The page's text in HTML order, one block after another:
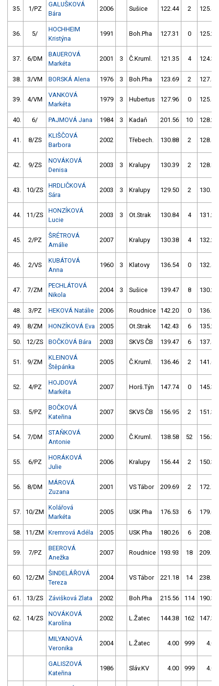
35. 1/PZ
GALUŠKOVÁ
Bára
2006 Sušice 122.44 2 125.44
36. 5/
HOCHHEIM
Kristýna
1991 Boh.Pha 127.31 0 125.21
37. 6/DM
BAUEROVÁ
Markéta
2001 3 Č.Kruml. 121.35 4 124.33
38. 3/VM BORSKÁ Alena 1976 3 Boh.Pha 123.69 2 127.47
39. 4/VM
VANKOVÁ
Markéta
1979 3 Hubertus 127.96 0 125.46
40. 6/ PAJMOVÁ Jana 1984 3 Kadaň 201.56 10 128.29
41. 8/ZS
KLIŠČOVÁ
Barbora
2002 Třebech. 130.88 2 128.41
42. 9/ZS
NOVÁKOVÁ
Denisa
2003 3 Kralupy 130.39 2 128.81
43. 10/ZS
HRDLIČKOVÁ
Sára
2003 3 Kralupy 129.50 2 130.49
44. 11/ZS
HONZÍKOVÁ
Lucie
2003 3 Ot.Strak 130.84 4 131.24
45. 2/PZ
ŠRÉTROVÁ
Amálie
2007 Kralupy 130.38 4 132.26
46. 2/VS
KUBÁTOVÁ
Anna
1960 3 Klatovy 136.54 0 132.47
47. 7/ZM
PECHLÁTOVÁ
Nikola
2004 3 Sušice 139.47 8 130.27
48. 3/PZ HEKOVÁ Natálie 2006 Roudnice 142.20 0 136.86
49. 8/ZM HONZÍKOVÁ Eva 2005 Ot.Strak 142.43 6 135.22
50. 12/ZS BOČKOVÁ Bára 2003 SKVS ČB 139.47 6 137.49
51. 9/ZM
KLEINOVÁ
Štěpánka
2005 Č.Kruml. 136.46 2 141.64
52. 4/PZ
HOJDOVÁ
Markéta
2007 Horš.Týn 147.74 0 145.32
53. 5/PZ
BOČKOVÁ
Kateřina
2007 SKVS ČB 156.95 2 151.33
54. 7/DM
STAŇKOVÁ
Antonie
2000 Č.Kruml. 138.58 52 156.22
55. 6/PZ
HORÁKOVÁ
Julie
2006 Kralupy 156.44 2 150.30
56. 8/DM
MÁROVÁ
Zuzana
2001 VS Tábor 209.69 2 172.74
57. 10/ZM
Kolářová
Markéta
2005 USK Pha 176.53 6 179.69
58. 11/ZM Kremrová Adéla 2005 USK Pha 180.26 6 208.67
59. 7/PZ
BEEROVÁ
Anežka
2007 Roudnice 193.93 18 209.75
60. 12/ZM
ŠINDELÁŘOVÁ
Tereza
2004 VS Tábor 221.18 14 238.50
61. 13/ZS Závišková Zlata 2002 Boh.Pha 215.56 114 190.31
62. 14/ZS
NOVÁKOVÁ
Karolína
2002 L.Žatec 144.38 162 147.38
MILYANOVÁ
Veronika
2004 L.Žatec 4.00 999 4.00
GALISZOVÁ
Kateřina
1986 Sláv.KV 4.00 999 4.00